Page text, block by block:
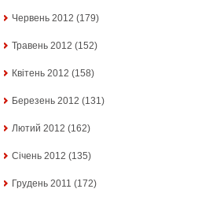
Червень 2012 (179)
Травень 2012 (152)
Квітень 2012 (158)
Березень 2012 (131)
Лютий 2012 (162)
Січень 2012 (135)
Грудень 2011 (172)